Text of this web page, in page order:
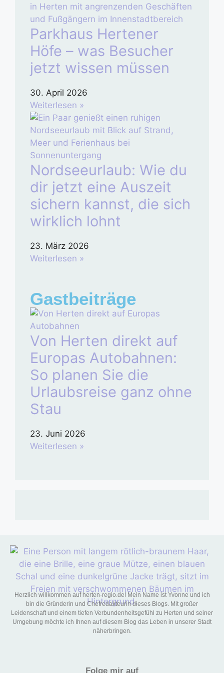
Parkhaus Hertener
Höfe – was Besucher
jetzt wissen müssen
30. April 2026
Weiterlesen »
Nordseeurlaub: Wie du
dir jetzt eine Auszeit
sichern kannst, die sich
wirklich lohnt
23. März 2026
Weiterlesen »
Gastbeiträge
Von Herten direkt auf
Europas Autobahnen:
So planen Sie die
Urlaubsreise ganz ohne
Stau
23. Juni 2026
Weiterlesen »
Herzlich willkommen auf herten-regio.de! Mein Name ist Yvonne und ich
bin die Gründerin und Chefredakteurin dieses Blogs. Mit großer
Leidenschaft und einem tiefen Verbundenheitsgefühl zu Herten und seiner
Umgebung möchte ich Ihnen auf diesem Blog das Leben in unserer Stadt
näherbringen.
Folge mir auf